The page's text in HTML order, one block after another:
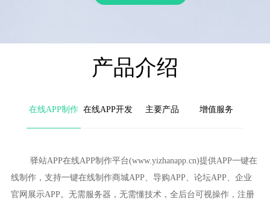
产品介绍
在线APP制作 在线APP开发 主要产品 增值服务
驿站APP在线APP制作平台(www.yizhanapp.cn)提供APP一键在
线制作，支持一键在线制作商城APP、导购APP、论坛APP、企业
官网展示APP。无需服务器，无需懂技术，全后台可视操作，注册